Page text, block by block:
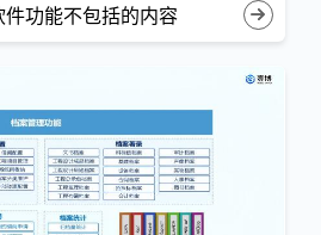
件功能不包括的内容